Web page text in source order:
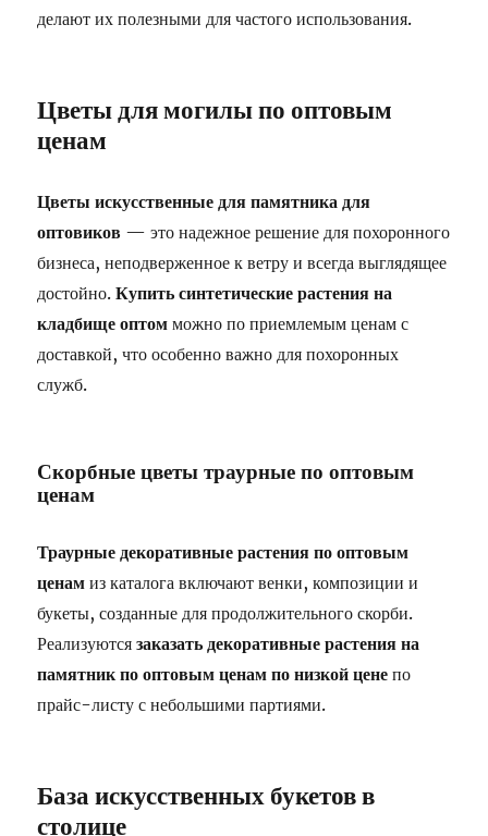
делают их полезными для частого использования.
Цветы для могилы по оптовым
ценам
Цветы искусственные для памятника для
оптовиков — это надежное решение для похоронного
бизнеса, неподверженное к ветру и всегда выглядящее
достойно.Купить синтетические растения на
кладбище оптом можно по приемлемым ценам с
доставкой, что особенно важно для похоронных
служб.
Скорбные цветы траурные по оптовым
ценам
Траурные декоративные растения по оптовым
ценам из каталога включают венки, композиции и
букеты, созданные для продолжительного скорби.
Реализуютсязаказать декоративные растения на
памятник по оптовым ценам по низкой цене по
прайс-листу с небольшими партиями.
База искусственных букетов в
столице